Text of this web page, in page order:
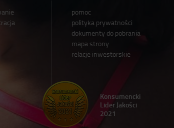
pomoc
polityka prywatności
dokumenty do pobrania
mapa strony
relacje inwestorskie
Konsumencki
Lider Jakości
2021